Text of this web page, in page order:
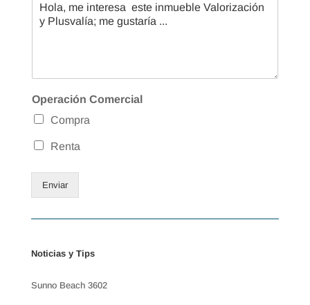
Operación Comercial
Compra
Renta
Enviar
Noticias y Tips
Sunno Beach 3602